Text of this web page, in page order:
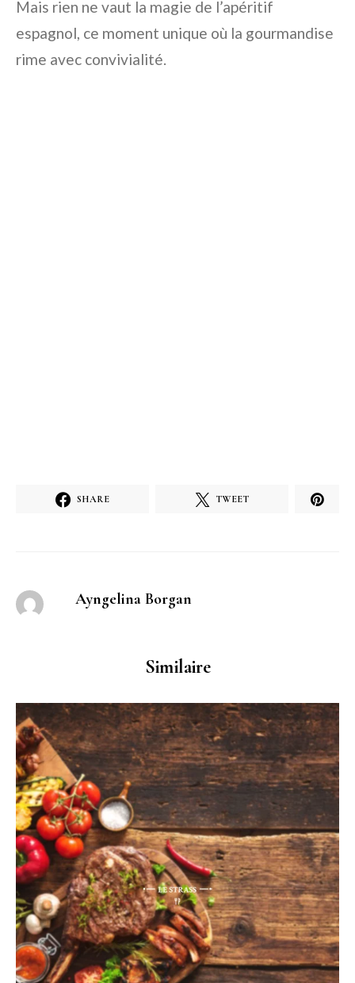
Mais rien ne vaut la magie de l’apéritif
espagnol, ce moment unique où la gourmandise
rime avec convivialité.
SHARE TWEET
Ayngelina Borgan
Similaire